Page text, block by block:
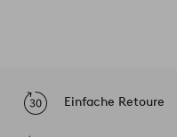
Einfache Retoure